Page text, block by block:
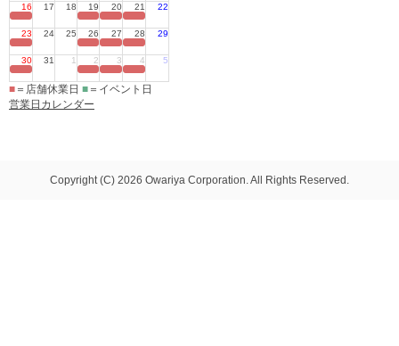
16 17 18 19 20 21 22
23 24 25 26 27 28 29
30 31 1 2 3 4 5
■ ＝店舗休業日 ■ ＝イベント日
営業日カレンダー
Copyright (C) 2026 Owariya Corporation. All Rights Reserved.